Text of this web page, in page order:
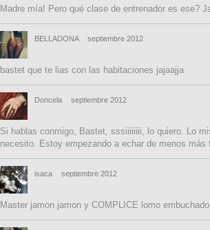
Madre mía! Pero qué clase de entrenador es ese?
BELLADONA septiembre 2012
bastet que te lias con las habitaciones jajaajja
Doncela septiembre 2012
Si hablas conmigo, Bastet, sssiiiiiiii, lo quiero. Lo
necesito. Estoy empezando a echar de menos más
isaca septiembre 2012
Master jamon jamon y COMPLICE lomo